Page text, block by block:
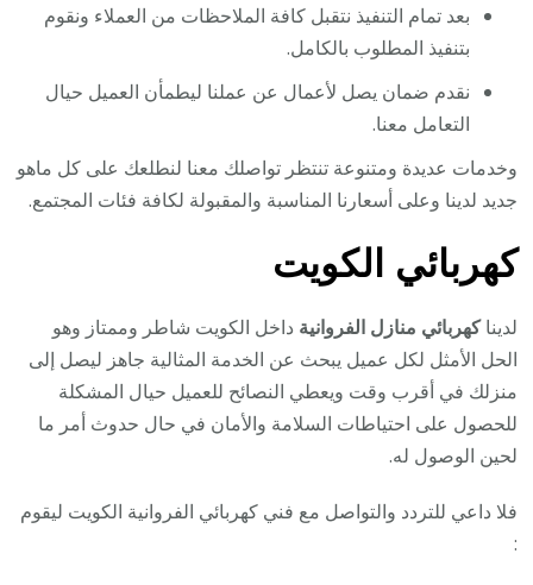
بعد تمام التنفيذ نتقبل كافة الملاحظات من العملاء ونقوم
بتنفيذ المطلوب بالكامل.
نقدم ضمان يصل لأعمال عن عملنا ليطمأن العميل حيال
التعامل معنا.
وخدمات عديدة ومتنوعة تنتظر تواصلك معنا لنطلعك على كل ماهو
جديد لدينا وعلى أسعارنا المناسبة والمقبولة لكافة فئات المجتمع.
كهربائي الكويت
لديناكهربائي منازل الفروانية داخل الكويت شاطر وممتاز وهو
الحل الأمثل لكل عميل يبحث عن الخدمة المثالية جاهز ليصل إلى
منزلك في أقرب وقت ويعطي النصائح للعميل حيال المشكلة
للحصول على احتياطات السلامة والأمان في حال حدوث أمر ما
لحين الوصول له.
فلا داعي للتردد والتواصل مع فني كهربائي الفروانية الكويت ليقوم
: